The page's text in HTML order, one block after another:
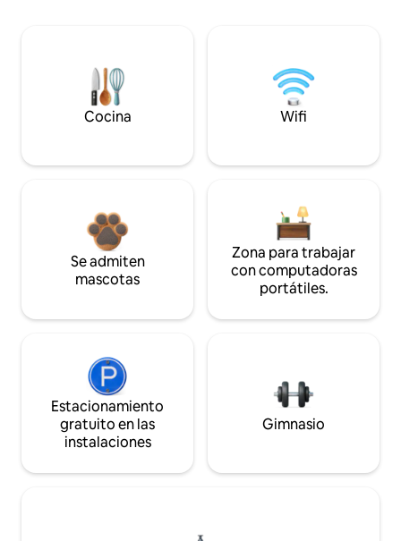
Cocina Wifi
Se admiten
mascotas
Zona para trabajar
con computadoras
portátiles.
Estacionamiento
gratuito en las
instalaciones
Gimnasio